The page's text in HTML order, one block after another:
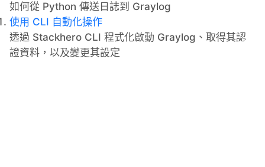
如何從 Python 傳送日誌到 Graylog
使用 CLI 自動化操作
透過 Stackhero CLI 程式化啟動 Graylog、取得其認
證資料，以及變更其設定